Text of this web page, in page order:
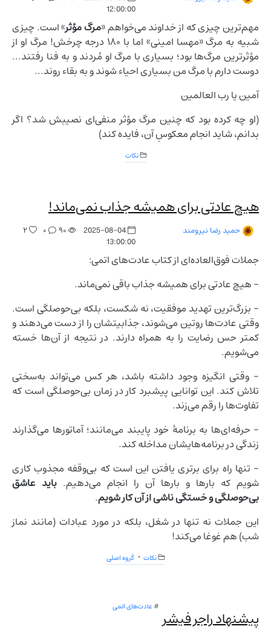
12:00:00
مهم‌ترین چیزی که از خداوند می‌خواهم «مرگ مؤثر» است. چیزی
شبیه به مرگ «مهسا امینی» اما با ۱۸۰ درجه چرخش! مرگ او از
مؤثرترین مرگ‌ها بود؛ بسیاری با مرگ او مُردند و به فنا رفتند...
دوست دارم با مرگ من بسیاری احیاء شوند و به بقاء روند...
آمین یا رب العالمین
(او چه کرده بود که چنین مرگ مؤثر منفی‌ای نصیبش شد؟ اگر
بدانم، شاید انجام معکوسِ آن، فایده کند)
نکات
هیچ عادتی برای همیشه جذاب نمی‌ماند!
حمید رضا نیرومند
2025-08-04
13:00:00
۹۰ ۰ ۲
جملات فوق‌العاده‌ای از کتاب عادت‌های اتمی:
- هیچ عادتی برای همیشه جذاب باقی نمی‌ماند.
- بزرگ‌ترین تهدید موفقیت، نه شکست، بلکه بی‌حوصلگی است.
وقتی عادت‌ها روتین می‌شوند، جذابیتشان را از دست می‌دهند و
کمتر حس رضایت را به همراه دارند. در نتیجه از آن‌ها خسته
می‌شویم.
– وقتی انگیزه وجود داشته باشد، هر کس می‌تواند به‌سختی
تلاش کند. این توانایی پیشبرد کار در زمان بی‌حوصلگی است که
تفاوت‌ها را رقم می‌زند.
– حرفه‌ای‌ها به برنامهٔ خود پایبند می‌مانند؛ آماتورها می‌گذارند
زندگی در برنامه‌هایشان مداخله کند.
- تنها راه برای برتری یافتن این است که بی‌وقفه مجذوب کاری
شویم که بارها و بارها آن را انجام می‌دهیم. باید عاشق
بی‌حوصلگی و خستگی ناشی از آن کار شویم.
این جملات نه تنها در شغل، بلکه در مورد عبادات (مانند نماز
شب) هم غوغا می‌کند!
نکات گروه اصلی
#عادت‌های اتمی
پیشنهاد راجر فیشر